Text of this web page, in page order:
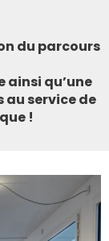
du parcours
ainsi qu’une
service de
!